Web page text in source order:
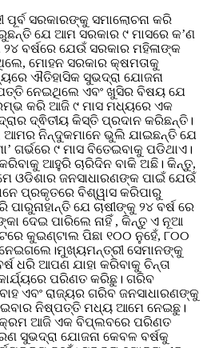
ସରକାରଙ୍କୁ ସମାଲୋଚନା କରି
ଯେ ଆମ ସରକାର ୯ ମାସରେ କ’ଣ
ବର୍ଷରେ ଯେଉଁ ସରକାର ମହିଳାଙ୍କ
ମୋହନ ସରକାର କ୍ଷମତାକୁ
ଐତିହାସିକ ସୁଭଦ୍ରା ଯୋଜନା
ନେଇଥିଲେ ଏବଂ ଖୁସିର ବିଷୟ ଯେ
କରି ଆଜି ୯ ମାସ ମଧ୍ୟରେ ଏକ
ଦ୍ଵିତୀୟ କିସ୍ତି ପ୍ରଦାନ କରିଛନ୍ତି।
ନିନ୍ଦୁକମାନେ ଭୁଲି ଯାଇଛନ୍ତି ଯେ
ଗର୍ଭରେ ୯ ମାସ ବିତେଇବାକୁ ପଡିଥାଏ।
ଆହୁରି ଚାରିଦିନ ବାକି ଅଛି। କିନ୍ତୁ,
ଓଡିଶାର ଜନସାଧାରଣଙ୍କ ପାଇଁ ଯେଉଁ
ପ୍ରକୃତରେ ବିଶ୍ୱାସ କରିପାରୁ
ପାରୁନାହାନ୍ତି ଯେ ଚାଷୀଙ୍କୁ ୨୪ ବର୍ଷ ରେ
ଦେଇ ପାରିଲେ ନାହିଁ , କିନ୍ତୁ ଏ ନୂଆ
କୁଇଣ୍ଟାଲ ପିଛା ୧୦୦ ନୁହେଁ, ୮୦୦
ସେମାନଙ୍କୁ
ଧରି ଆପଣ ଯାହା କରିବାକୁ ଚିନ୍ତା
ପରିଣତ କରିଛୁ। ଗରିବ
ଏବଂ ରାଜ୍ୟର ଗରିବ ଜନସାଧାରଣଙ୍କୁ
ନିଷ୍ପତ୍ତି ମଧ୍ୟ ଆମେ ନେଇଛୁ।
ଆଜି ଏକ ବିପ୍ଲବରେ ପରିଣତ
ସୁଭଦ୍ରା ଯୋଜନା କେବଳ ବର୍ଷକୁ